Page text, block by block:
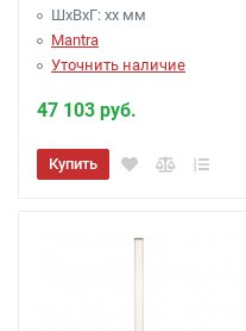
ШхВхГ: xx мм
Mantra
Уточнить наличие
47 103 руб.
Купить